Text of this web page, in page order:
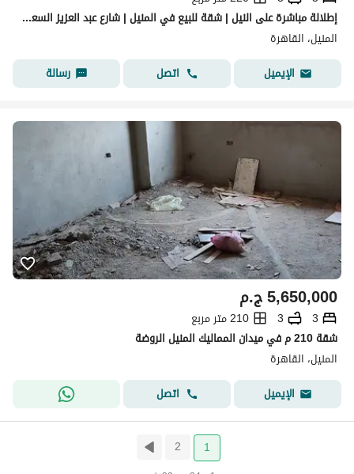
إطلالة مباشرة على النيل | شقة للبيع في المنيل | شارع عبد العزيز السعود
المنيل، القاهرة
الإيميل
اتصل رسالة
ج.م5,650,000
3
3
210 متر مربع
شقة 210 م في ميدان المماليك المنيل الروضة
المنيل، القاهرة
الإيميل
اتصل
1
2